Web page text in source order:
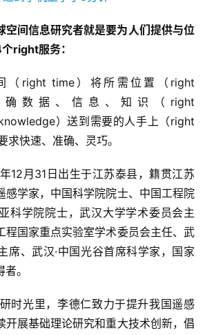
空间信息研究者就是要为人们提供与位
right服务：
（right time）将所需位置（right
确数据、信息、知识（right
）送到需要的人手上（right
快速、准确、灵巧。
12月31日出生于江苏泰县，籍贯江苏
感学家，中国科学院院士、中国工程院
科学院院士，武汉大学学术委员会主
程国家重点实验室学术委员会主任、武
席、武汉·中国光谷首席科学家，国家
。
时光里，李德仁致力于提升我国遥感
开展基础理论研究和重大技术创新，倡